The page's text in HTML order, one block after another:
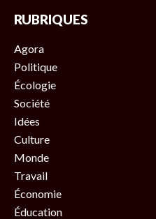
RUBRIQUES
Agora
Politique
Écologie
Société
Idées
Culture
Monde
Travail
Économie
Éducation